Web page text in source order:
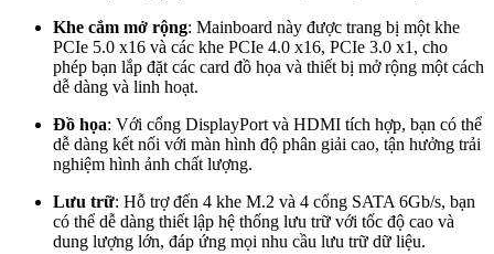
Khe cắm mở rộng: Mainboard này được trang bị một khe
PCIe 5.0 x16 và các khe PCIe 4.0 x16, PCIe 3.0 x1, cho
phép bạn lắp đặt các card đồ họa và thiết bị mở rộng một cách
dễ dàng và linh hoạt.
Đồ họa: Với cổng DisplayPort và HDMI tích hợp, bạn có thể
dễ dàng kết nối với màn hình độ phân giải cao, tận hưởng trải
nghiệm hình ảnh chất lượng.
Lưu trữ: Hỗ trợ đến 4 khe M.2 và 4 cổng SATA 6Gb/s, bạn
có thể dễ dàng thiết lập hệ thống lưu trữ với tốc độ cao và
dung lượng lớn, đáp ứng mọi nhu cầu lưu trữ dữ liệu.